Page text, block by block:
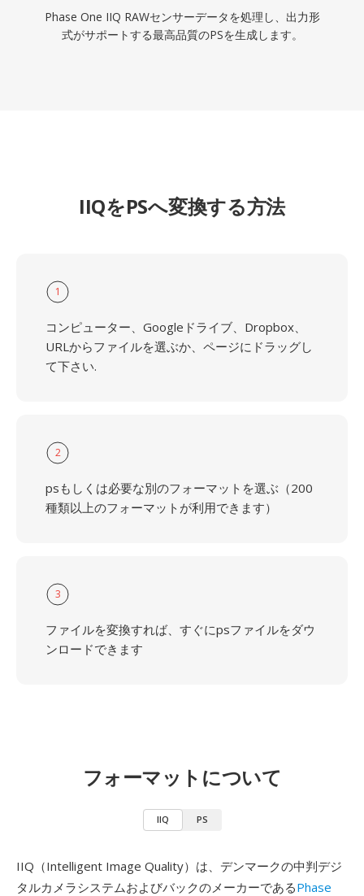
Phase One IIQ RAWセンサーデータを処理し、出力形
式がサポートする最高品質のPSを生成します。
IIQをPSへ変換する方法
1
コンピューター、Googleドライブ、Dropbox、
URLからファイルを選ぶか、ページにドラッグし
て下さい.
2
psもしくは必要な別のフォーマットを選ぶ（200
種類以上のフォーマットが利用できます）
3
ファイルを変換すれば、すぐにpsファイルをダウ
ンロードできます
フォーマットについて
IIQ PS
IIQ（Intelligent Image Quality）は、デンマークの中判デジ
タルカメラシステムおよびバックのメーカーであるPhase